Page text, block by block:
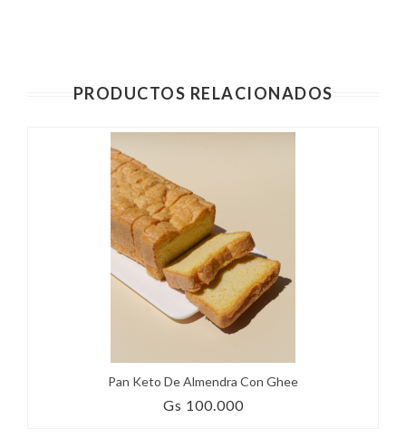
PRODUCTOS RELACIONADOS
Pan Keto De Almendra Con Ghee
Gs 100.000